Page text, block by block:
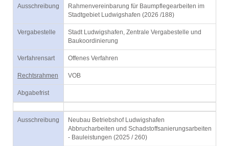
Ausschreibung
Rahmenvereinbarung für Baumpflegearbeiten im
Stadtgebiet Ludwigshafen (2026 /188)
Vergabestelle
Stadt Ludwigshafen, Zentrale Vergabestelle und
Baukoordinierung
Verfahrensart Offenes Verfahren
Rechtsrahmen VOB
Abgabefrist
Ausschreibung
Neubau Betriebshof Ludwigshafen
Abbrucharbeiten und Schadstoffsanierungsarbeiten
- Bauleistungen (2025 / 260)